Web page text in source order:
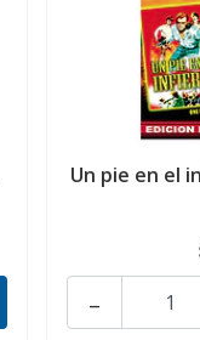
Un pie en el
-